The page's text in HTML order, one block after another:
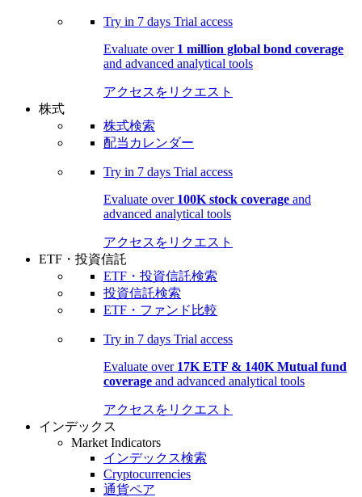
Try in 7 days Trial access
Evaluate over 1 million global bond coverage
and advanced analytical tools
アクセスをリクエスト
株式
株式検索
配当カレンダー
Try in 7 days Trial access
Evaluate over 100K stock coverage and
advanced analytical tools
アクセスをリクエスト
ETF・投資信託
ETF・投資信託検索
投資信託検索
ETF・ファンド比較
Try in 7 days Trial access
Evaluate over 17K ETF & 140K Mutual fund
coverage and advanced analytical tools
アクセスをリクエスト
インデックス
Market Indicators
インデックス検索
Cryptocurrencies
通貨ペア